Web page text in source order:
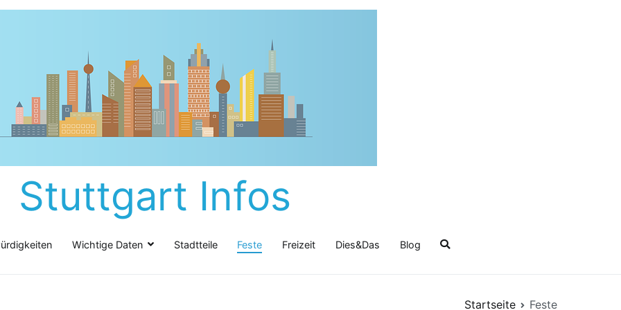
Stuttgart Infos
Wichtige Daten Stadtteile Feste Freizeit Dies&Das Blog
Startseite Feste